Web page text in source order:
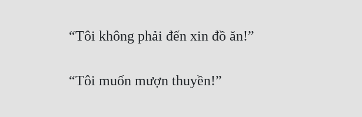
“Tôi không phải đến xin đồ ăn!”
“Tôi muốn mượn thuyền!”